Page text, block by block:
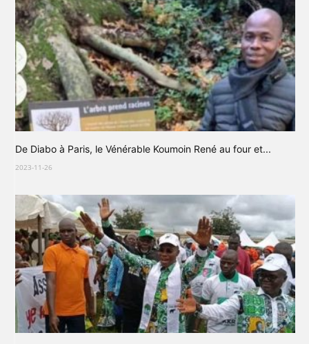
De Diabo à Paris, le Vénérable Koumoin René au four et...
2023-11-26